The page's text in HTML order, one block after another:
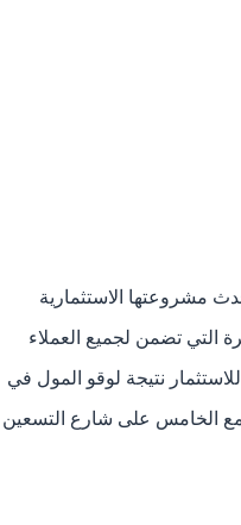
مشروعتها الاستثمارية
التي تضمن لجميع العملاء
نتيجة لوقو المول في
بقلب التجمع الخامس على شارع التسعين